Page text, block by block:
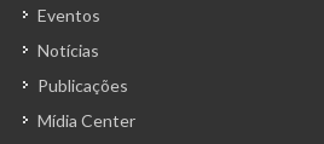
Eventos
Notícias
Publicações
Mídia Center